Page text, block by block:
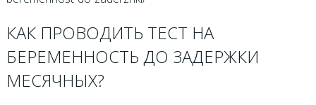
КАК ПРОВОДИТЬ ТЕСТ НА
БЕРЕМЕННОСТЬ ДО ЗАДЕРЖКИ
МЕСЯЧНЫХ?